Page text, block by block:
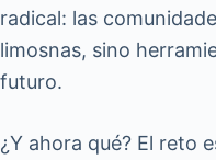
radical: las
limosnas, sino
futuro.
¿Y ahora qué? El reto